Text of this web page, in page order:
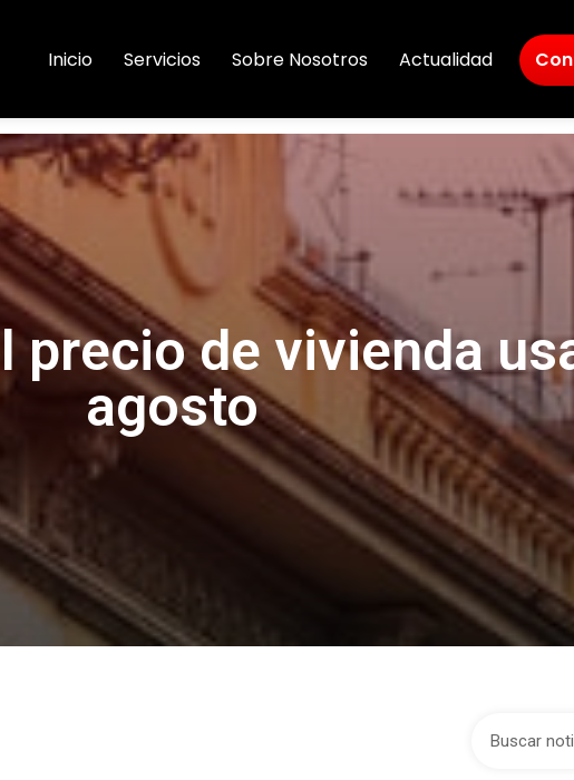
Inicio Servicios Sobre Nosotros Actualidad
precio de vivienda
agosto